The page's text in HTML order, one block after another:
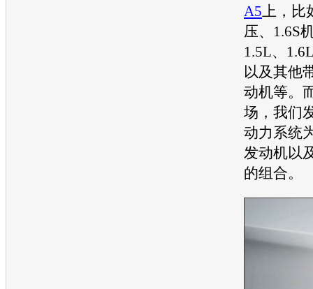
A5 上，
压、1.6S
1.5L、
以及其他
动机等。
场，我们
动力系统
发动机以
的组合。